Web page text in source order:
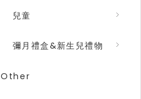
兒童
彌月禮盒&新生兒禮物
Other